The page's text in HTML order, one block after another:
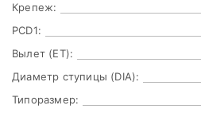
Крепеж:
PCD1:
Вылет (ET):
Диаметр ступицы (DIA):
Типоразмер: